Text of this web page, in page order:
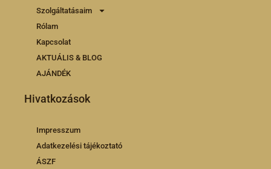
Szolgáltatásaim
Rólam
Kapcsolat
AKTUÁLIS & BLOG
AJÁNDÉK
Hivatkozások
Impresszum
Adatkezelési tájékoztató
ÁSZF